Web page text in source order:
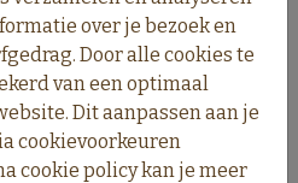
over je bezoek en
Door alle cookies te
van een optimaal
Dit aanpassen aan je
cookievoorkeuren
cookie policy kan je meer